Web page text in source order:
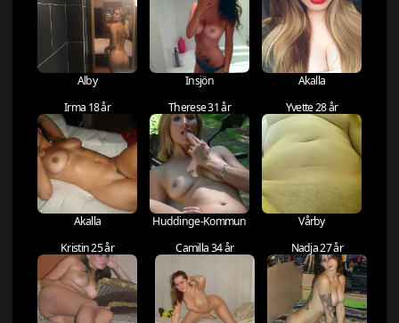
Alby Insjön
Akalla
Irma 18 år
Akalla
Therese 31 år
Huddinge-Kommun
Yvette 28 år
Vårby
Kristin 25 år
Camilla 34 år Nadja 27 år